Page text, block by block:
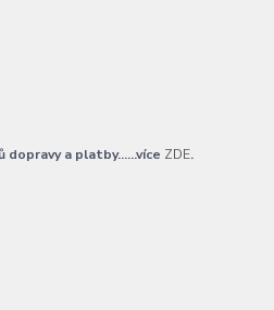
a platby......více ZDE.